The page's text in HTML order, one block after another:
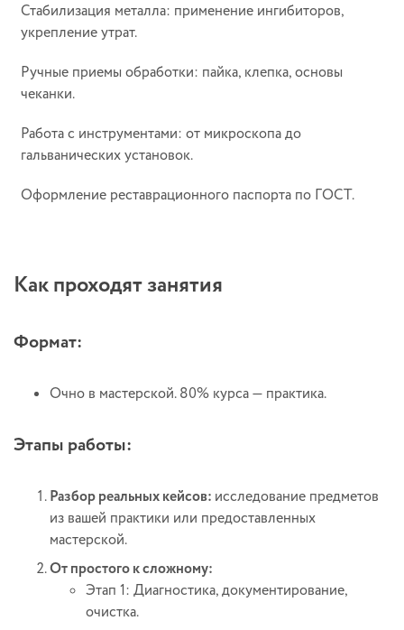
Стабилизация металла: применение ингибиторов,
укрепление утрат.
Ручные приемы обработки: пайка, клепка, основы
чеканки.
Работа с инструментами: от микроскопа до
гальванических установок.
Оформление реставрационного паспорта по ГОСТ.
Как проходят занятия
Формат:
Очно в мастерской. 80% курса — практика.
Этапы работы:
Разбор реальных кейсов: исследование предметов
из вашей практики или предоставленных
мастерской.
От простого к сложному:
Этап 1: Диагностика, документирование,
очистка.